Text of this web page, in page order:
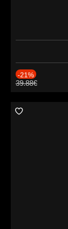
-21%
39.88€